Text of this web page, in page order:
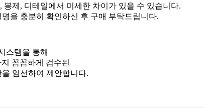
봉제, 디테일에서 미세한 차이가 있을 수 있습니다.
을 충분히 확인하신 후 구매 부탁드립니다.
스템을 통해
지 꼼꼼하게 검수된
엄선하여 제안합니다.